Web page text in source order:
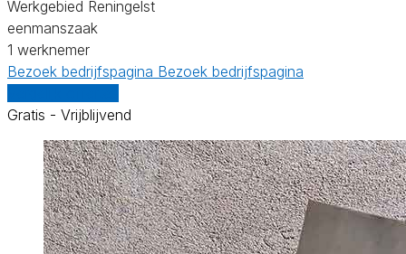
Werkgebied Reningelst
eenmanszaak
1 werknemer
Bezoek bedrijfspagina Bezoek bedrijfspagina
Gratis - Vrijblijvend